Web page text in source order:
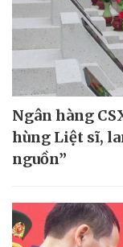
Ngân hàng
hùng Liệt sĩ,
nguồn”